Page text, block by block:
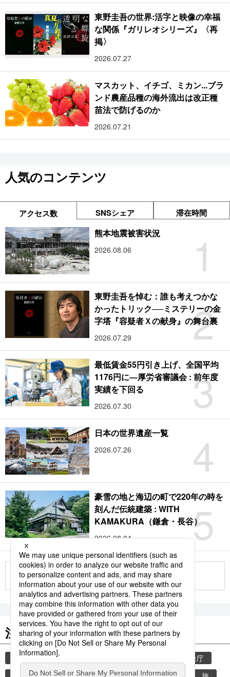
東野圭吾の世界:活字と映像の幸福
な関係『ガリレオシリーズ』〈再
掲〉
2026.07.27
マスカット、イチゴ、ミカン...ブラ
ンド農産品種の海外流出は改正種
苗法で防げるのか
2026.07.21
人気のコンテンツ
アクセス数 SNSシェア 滞在時間
1
熊本地震被害状況
2026.08.06
2
東野圭吾を悼む：誰も考えつかな
かったトリック──ミステリーの金
字塔『容疑者Ｘの献身』の舞台裏
2026.07.29
3
最低賃金55円引き上げ、全国平均
1176円に―厚労省審議会 : 前年度
実績を下回る
2026.07.30
4
日本の世界遺産一覧
2026.07.26
5
豪雪の地と海辺の町で220年の時を
刻んだ伝統建築 : WITH
KAMAKURA（鎌倉・長谷）
2026.08.04
もっと見る
注目のキーワード
共同通信ニュース
気象庁